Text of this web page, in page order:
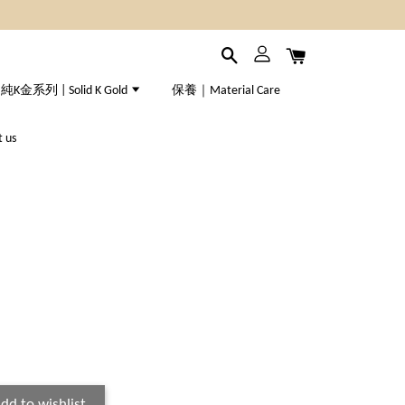
純K金系列 | Solid K Gold 保養｜Material Care
us